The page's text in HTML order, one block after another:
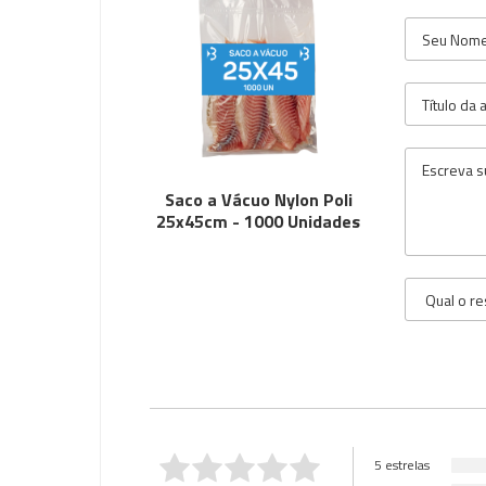
Saco a Vácuo Nylon Poli
25x45cm - 1000 Unidades
5 estrelas